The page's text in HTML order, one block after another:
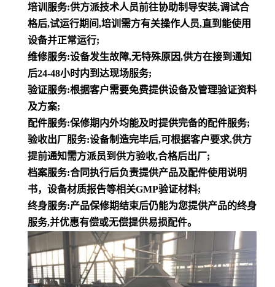
培训服务:供方派技术人员前往协助制导安装,调试合
格后,试运行期间,培训需方有关操作人员,直到能使用
设备并正常运行;
维修服务:设备发生故障,无特殊原因,供方在接到通知
后24-48小时内到达现场服务;
验证服务:根据客户需要免费提供设备及管理验证资料
及方案;
配件服务:保修期内外均能及时提供完备的配件服务;
验收出厂服务:设备制造完毕后,可根据客户要求,供方
提前通知需方派员到供方验收,合格后出厂;
档案服务:合同执行后负责提供产品及配件使用说明
书，设备材质报告等相关GMP验证材料;
终身服务:产品保修期结束后仍能为您提供产品的终身
服务,并优惠有偿或无偿提供易损配件。